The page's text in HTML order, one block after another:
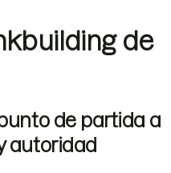
de
de partida a
autoridad